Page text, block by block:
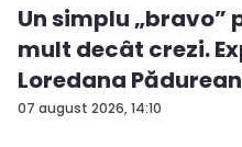
07 august 2026, 14:10
Un simplu
mult decât crezi.
Loredana